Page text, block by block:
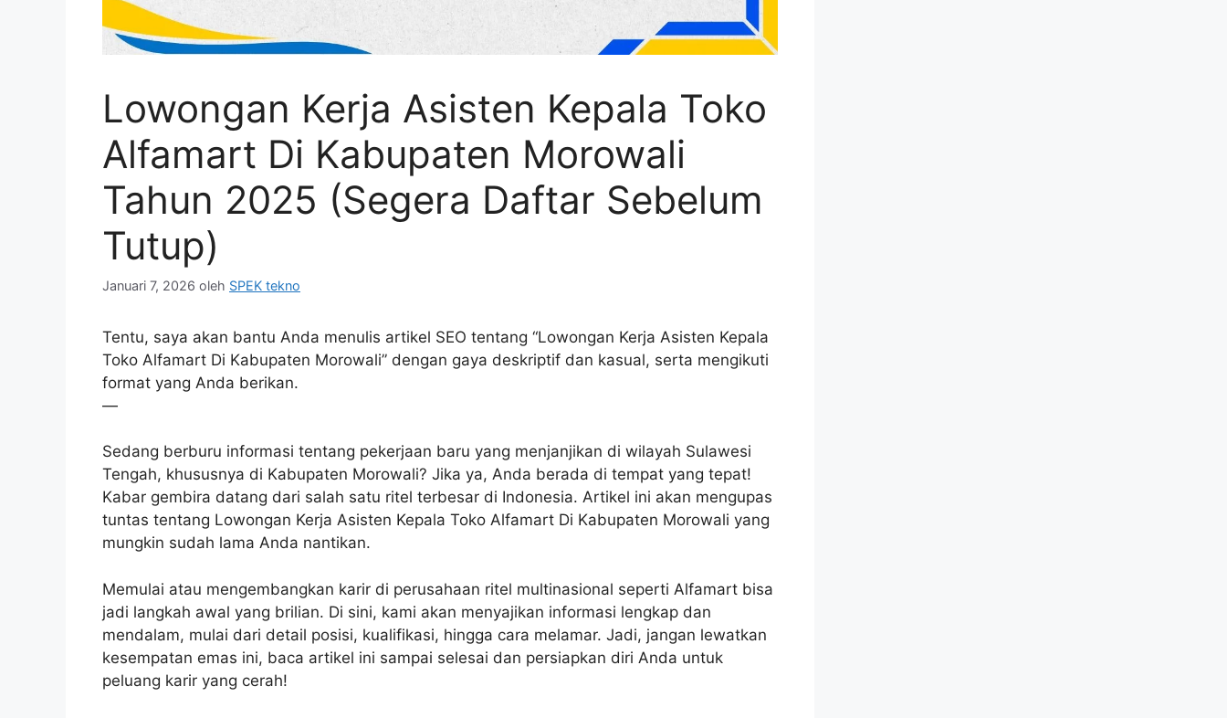
Lowongan Kerja Asisten Kepala Toko
Alfamart Di Kabupaten Morowali
Tahun 2025 (Segera Daftar Sebelum
Tutup)
Januari 7, 2026 oleh SPEK tekno
Tentu, saya akan bantu Anda menulis artikel SEO tentang “Lowongan Kerja Asisten Kepala
Toko Alfamart Di Kabupaten Morowali” dengan gaya deskriptif dan kasual, serta mengikuti
format yang Anda berikan.
—
Sedang berburu informasi tentang pekerjaan baru yang menjanjikan di wilayah Sulawesi
Tengah, khususnya di Kabupaten Morowali? Jika ya, Anda berada di tempat yang tepat!
Kabar gembira datang dari salah satu ritel terbesar di Indonesia. Artikel ini akan mengupas
tuntas tentang Lowongan Kerja Asisten Kepala Toko Alfamart Di Kabupaten Morowali yang
mungkin sudah lama Anda nantikan.
Memulai atau mengembangkan karir di perusahaan ritel multinasional seperti Alfamart bisa
jadi langkah awal yang brilian. Di sini, kami akan menyajikan informasi lengkap dan
mendalam, mulai dari detail posisi, kualifikasi, hingga cara melamar. Jadi, jangan lewatkan
kesempatan emas ini, baca artikel ini sampai selesai dan persiapkan diri Anda untuk
peluang karir yang cerah!